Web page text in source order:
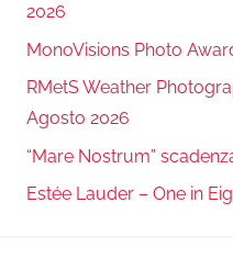
2026
MonoVisions Photo
RMetS Weather
Agosto 2026
“Mare Nostrum”
Estée Lauder – One in